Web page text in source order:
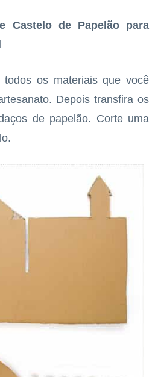
Castelo de Papelão para
todos os materiais que você
Depois transfira os
de papelão. Corte uma